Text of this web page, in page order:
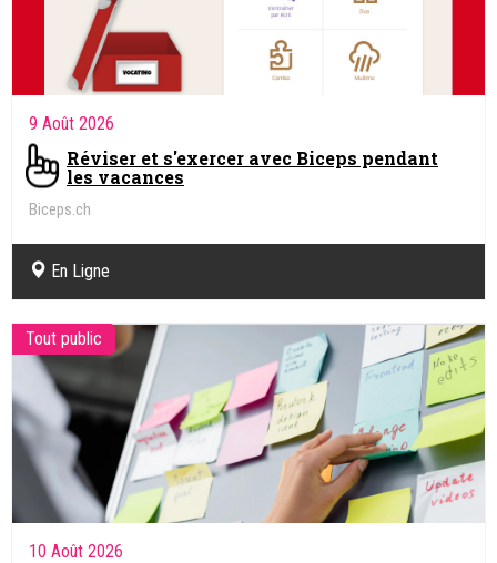
9 Août 2026
Réviser et s'exercer avec Biceps pendant
les vacances
Biceps.ch
En Ligne
Tout public
10 Août 2026